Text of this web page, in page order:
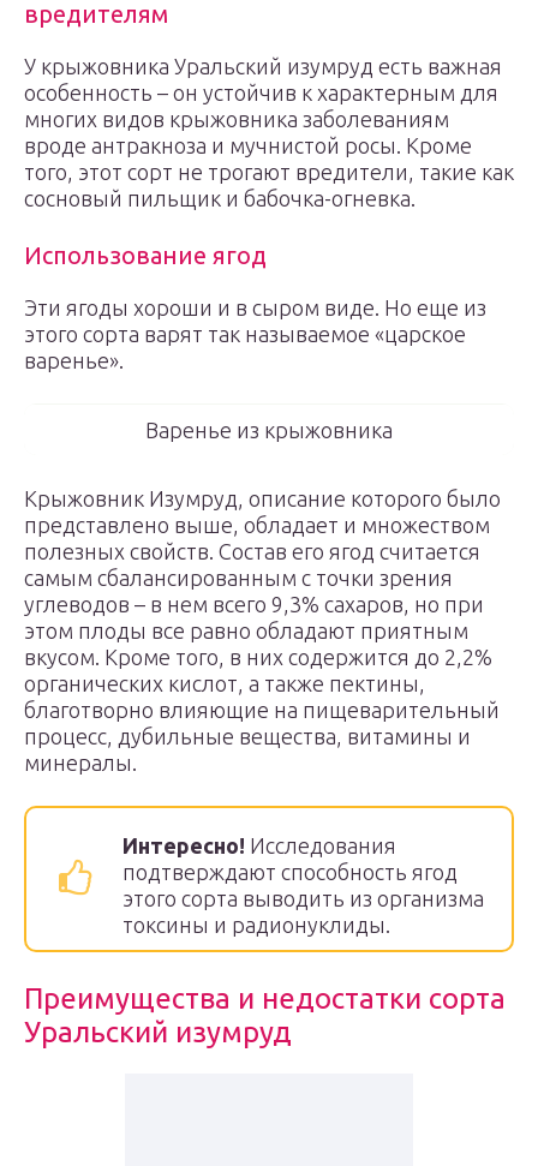
вредителям
У крыжовника Уральский изумруд есть важная
особенность – он устойчив к характерным для
многих видов крыжовника заболеваниям
вроде антракноза и мучнистой росы. Кроме
того, этот сорт не трогают вредители, такие как
сосновый пильщик и бабочка-огневка.
Использование ягод
Эти ягоды хороши и в сыром виде. Но еще из
этого сорта варят так называемое «царское
варенье».
Варенье из крыжовника
Крыжовник Изумруд, описание которого было
представлено выше, обладает и множеством
полезных свойств. Состав его ягод считается
самым сбалансированным с точки зрения
углеводов – в нем всего 9,3% сахаров, но при
этом плоды все равно обладают приятным
вкусом. Кроме того, в них содержится до 2,2%
органических кислот, а также пектины,
благотворно влияющие на пищеварительный
процесс, дубильные вещества, витамины и
минералы.
Интересно! Исследования
подтверждают способность ягод
этого сорта выводить из организма
токсины и радионуклиды.
Преимущества и недостатки сорта
Уральский изумруд